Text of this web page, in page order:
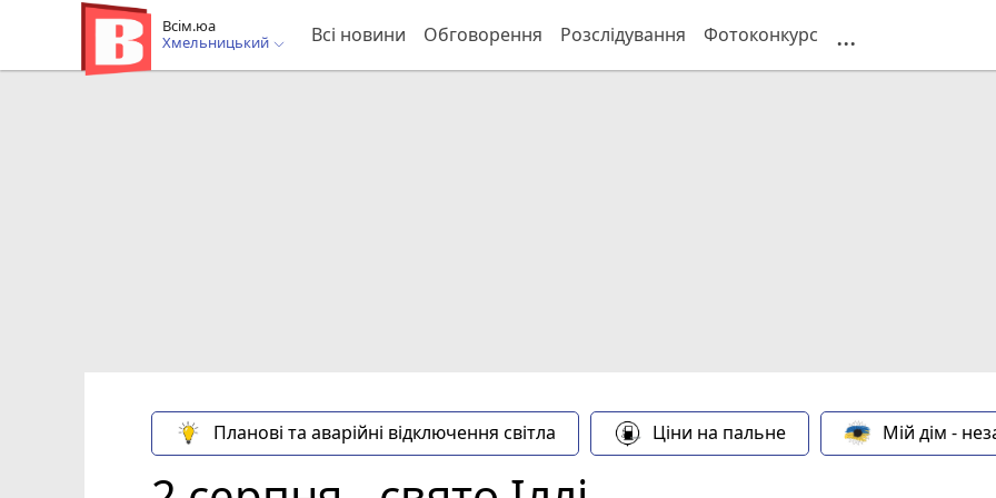
Всім.юа
Хмельницький
Всі новини Обговорення Розслідування Фотоконкурс ...
Планові та аварійні відключення світла Ціни на пальне Мій дім -